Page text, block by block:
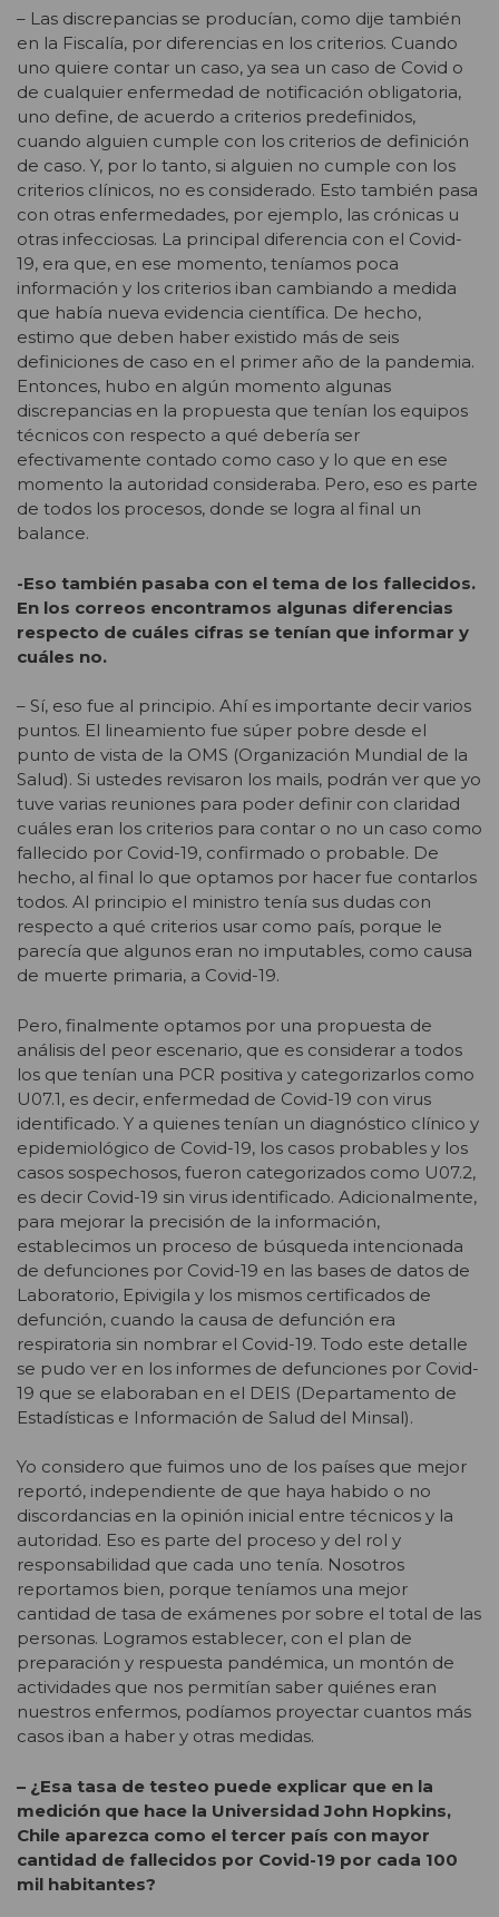
– Las discrepancias se producían, como dije también
en la Fiscalía, por diferencias en los criterios. Cuando
uno quiere contar un caso, ya sea un caso de Covid o
de cualquier enfermedad de notificación obligatoria,
uno define, de acuerdo a criterios predefinidos,
cuando alguien cumple con los criterios de definición
de caso. Y, por lo tanto, si alguien no cumple con los
criterios clínicos, no es considerado. Esto también pasa
con otras enfermedades, por ejemplo, las crónicas u
otras infecciosas. La principal diferencia con el Covid-
19, era que, en ese momento, teníamos poca
información y los criterios iban cambiando a medida
que había nueva evidencia científica. De hecho,
estimo que deben haber existido más de seis
definiciones de caso en el primer año de la pandemia.
Entonces, hubo en algún momento algunas
discrepancias en la propuesta que tenían los equipos
técnicos con respecto a qué debería ser
efectivamente contado como caso y lo que en ese
momento la autoridad consideraba. Pero, eso es parte
de todos los procesos, donde se logra al final un
balance.
-Eso también pasaba con el tema de los fallecidos.
En los correos encontramos algunas diferencias
respecto de cuáles cifras se tenían que informar y
cuáles no.
– Sí, eso fue al principio. Ahí es importante decir varios
puntos. El lineamiento fue súper pobre desde el
punto de vista de la OMS (Organización Mundial de la
Salud). Si ustedes revisaron los mails, podrán ver que yo
tuve varias reuniones para poder definir con claridad
cuáles eran los criterios para contar o no un caso como
fallecido por Covid-19, confirmado o probable. De
hecho, al final lo que optamos por hacer fue contarlos
todos. Al principio el ministro tenía sus dudas con
respecto a qué criterios usar como país, porque le
parecía que algunos eran no imputables, como causa
de muerte primaria, a Covid-19.
Pero, finalmente optamos por una propuesta de
análisis del peor escenario, que es considerar a todos
los que tenían una PCR positiva y categorizarlos como
U07.1, es decir, enfermedad de Covid-19 con virus
identificado. Y a quienes tenían un diagnóstico clínico y
epidemiológico de Covid-19, los casos probables y los
casos sospechosos, fueron categorizados como U07.2,
es decir Covid-19 sin virus identificado. Adicionalmente,
para mejorar la precisión de la información,
establecimos un proceso de búsqueda intencionada
de defunciones por Covid-19 en las bases de datos de
Laboratorio, Epivigila y los mismos certificados de
defunción, cuando la causa de defunción era
respiratoria sin nombrar el Covid-19. Todo este detalle
se pudo ver en los informes de defunciones por Covid-
19 que se elaboraban en el DEIS (Departamento de
Estadísticas e Información de Salud del Minsal).
Yo considero que fuimos uno de los países que mejor
reportó, independiente de que haya habido o no
discordancias en la opinión inicial entre técnicos y la
autoridad. Eso es parte del proceso y del rol y
responsabilidad que cada uno tenía. Nosotros
reportamos bien, porque teníamos una mejor
cantidad de tasa de exámenes por sobre el total de las
personas. Logramos establecer, con el plan de
preparación y respuesta pandémica, un montón de
actividades que nos permitían saber quiénes eran
nuestros enfermos, podíamos proyectar cuantos más
casos iban a haber y otras medidas.
– ¿Esa tasa de testeo puede explicar que en la
medición que hace la Universidad John Hopkins,
Chile aparezca como el tercer país con mayor
cantidad de fallecidos por Covid-19 por cada 100
mil habitantes?